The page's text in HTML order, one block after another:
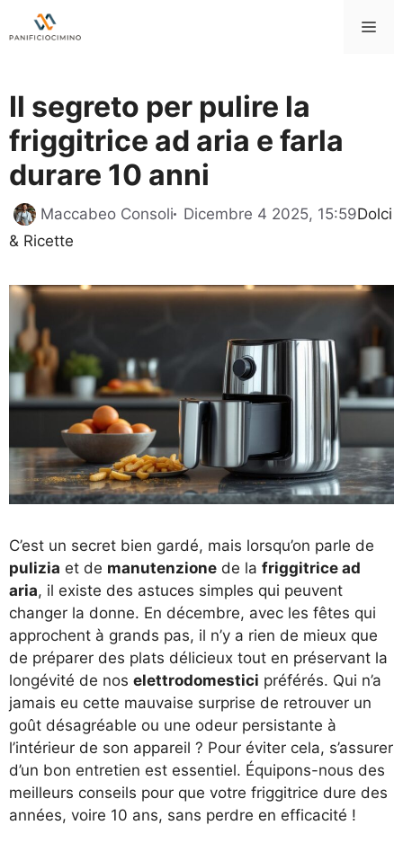
al
Il segreto per pulire la
friggitrice ad aria e farla
durare 10 anni
Maccabeo Consoli Dicembre 4 2025, 15:59Dolci
& Ricette
C’est un secret bien gardé, mais lorsqu’on parle de
pulizia et de manutenzione de la friggitrice ad
aria, il existe des astuces simples qui peuvent
changer la donne. En décembre, avec les fêtes qui
approchent à grands pas, il n’y a rien de mieux que
de préparer des plats délicieux tout en préservant la
longévité de nos elettrodomestici préférés. Qui n’a
jamais eu cette mauvaise surprise de retrouver un
goût désagréable ou une odeur persistante à
l’intérieur de son appareil ? Pour éviter cela, s’assurer
d’un bon entretien est essentiel. Équipons-nous des
meilleurs conseils pour que votre friggitrice dure des
années, voire 10 ans, sans perdre en efficacité !